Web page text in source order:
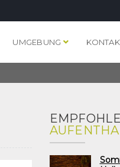
UMGEBUNG